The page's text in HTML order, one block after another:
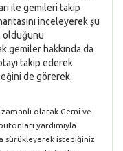
ile gemileri takip
inceleyerek şu
olduğunu
gemiler hakkında da
takip ederek
de görerek
olarak Gemi ve
yardımıyla
sürükleyerek istediğiniz